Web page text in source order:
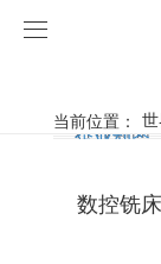
世界杯压球
旋弧焊机
产品视频
当前位置：
行业新闻
企业动态
数控铣